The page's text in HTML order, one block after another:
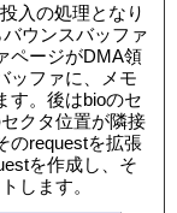
入の処理となり
ウンスバッファ
ページがDMA領
ッファに、メモ
す。後はbioのセ
クタ位置が隣接
のrequestを拡張
を作成し、そ
します。